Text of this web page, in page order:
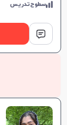
سطوح‌تدریس